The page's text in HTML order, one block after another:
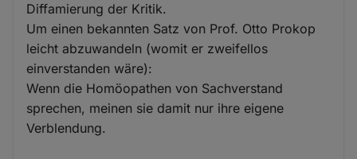
Diffamierung der Kritik.
Um einen bekannten Satz von Prof. Otto Prokop
leicht abzuwandeln (womit er zweifellos
einverstanden wäre):
Wenn die Homöopathen von Sachverstand
sprechen, meinen sie damit nur ihre eigene
Verblendung.